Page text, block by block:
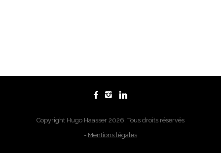
Copyright Hugo Haasser 2026. Tous droits réservés
- Mentions légales